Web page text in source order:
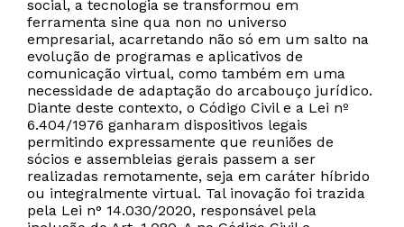
social, a tecnologia se transformou em
ferramenta sine qua non no universo
empresarial, acarretando não só em um salto na
evolução de programas e aplicativos de
comunicação virtual, como também em uma
necessidade de adaptação do arcabouço jurídico.
Diante deste contexto, o Código Civil e a Lei nº
6.404/1976 ganharam dispositivos legais
permitindo expressamente que reuniões de
sócios e assembleias gerais passem a ser
realizadas remotamente, seja em caráter híbrido
ou integralmente virtual. Tal inovação foi trazida
pela Lei n° 14.030/2020, responsável pela